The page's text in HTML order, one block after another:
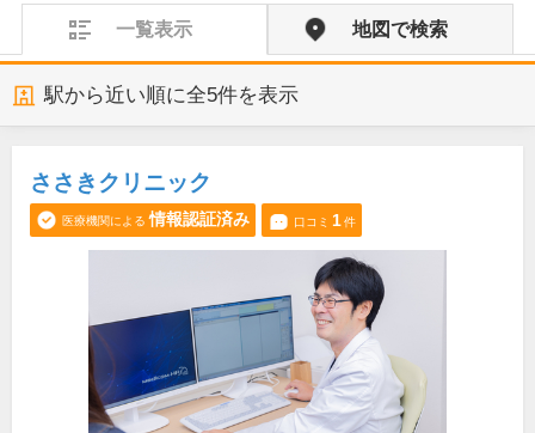
一覧表示 地図で検索
駅から近い順に全5件を表示
ささきクリニック
医療機関による 情報認証済み 口コミ 1件